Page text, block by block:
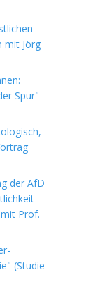
mit Jörg
Spur"
der AfD
Prof.
(Studie